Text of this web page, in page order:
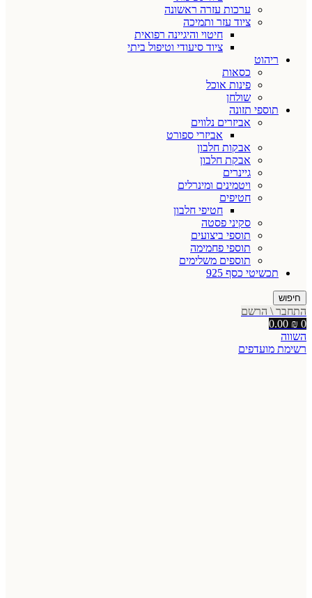
ערכות עזרה ראשונה
ציוד עזר ותמיכה
חיטוי והיגיינה רפואית
ציוד סיעודי וטיפול ביתי
ריהוט
כסאות
פינות אוכל
שולחן
תוספי תזונה
אביזרים נלווים
אביזרי ספורט
אבקות חלבון
אבקת חלבון
גיינרים
ויטמינים ומינרלים
חטיפים
חטיפי חלבון
סקיני פסטה
תוספי ביצועים
תוספי פחמימה
תוספים משלימים
תכשיטי כסף 925
חיפוש
התחבר \ הרשם
0
0.00 ₪
השווה
רשימת מועדפים